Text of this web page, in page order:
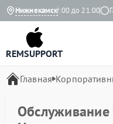
Нижнекамск
Ежедневно с 9:00 до 21:00
REMSUPPORT
Главная